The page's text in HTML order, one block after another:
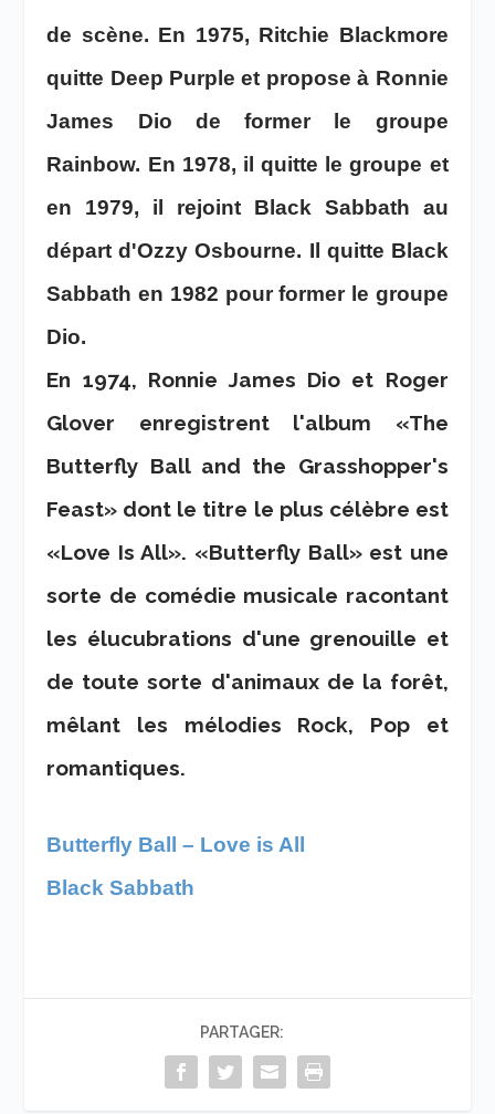
de scène. En 1975, Ritchie Blackmore
quitte Deep Purple et propose à Ronnie
James Dio de former le groupe
Rainbow. En 1978, il quitte le groupe et
en 1979, il rejoint Black Sabbath au
départ d'Ozzy Osbourne. Il quitte Black
Sabbath en 1982 pour former le groupe
Dio.
En 1974, Ronnie James Dio et Roger
Glover enregistrent l'album «The
Butterfly Ball and the Grasshopper's
Feast» dont le titre le plus célèbre est
«Love Is All». «Butterfly Ball» est une
sorte de comédie musicale racontant
les élucubrations d'une grenouille et
de toute sorte d'animaux de la forêt,
mêlant les mélodies Rock, Pop et
romantiques.
Butterfly Ball – Love is All
Black Sabbath
PARTAGER: